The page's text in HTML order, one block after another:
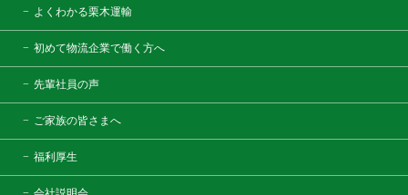
よくわかる栗木運輸
初めて物流企業で働く方へ
先輩社員の声
ご家族の皆さまへ
福利厚生